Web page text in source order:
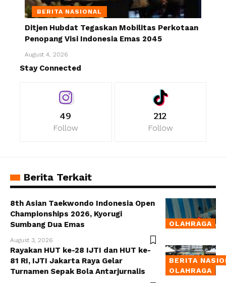
BERITA NASIONAL
Ditjen Hubdat Tegaskan Mobilitas Perkotaan
Penopang Visi Indonesia Emas 2045
August 4, 2026
Stay Connected
49
Follow
212
Follow
Berita Terkait
OLAHRAGA
8th Asian Taekwondo Indonesia Open
Championships 2026, Kyorugi
Sumbang Dua Emas
August 3, 2026
BERITA
OLAHRAGA
Rayakan HUT ke-28 IJTI dan HUT ke-
81 RI, IJTI Jakarta Raya Gelar
Turnamen Sepak Bola Antarjurnalis